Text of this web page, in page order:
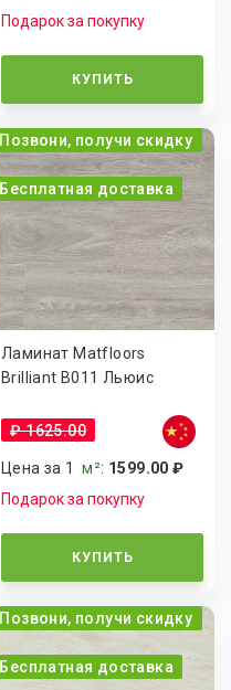
Подарок за покупку
КУПИТЬ
Позвони, получи скидку
Бесплатная доставка
Ламинат Matfloors
Brilliant B011 Льюис
₽ 1625.00
Цена за 1м²: 1599.00 ₽
Подарок за покупку
КУПИТЬ
Позвони, получи скидку
Бесплатная доставка